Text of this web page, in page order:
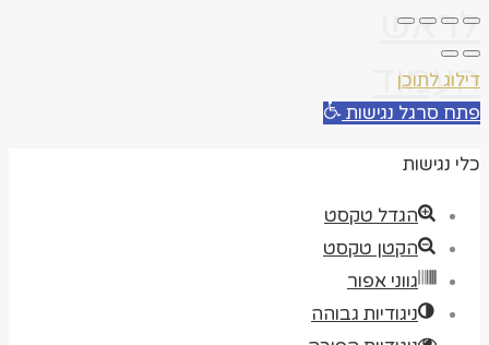
לראש
העמוד
דילוג לתוכן
פתח סרגל נגישות
כלי נגישות
הגדל טקסט
הקטן טקסט
גווני אפור
ניגודיות גבוהה